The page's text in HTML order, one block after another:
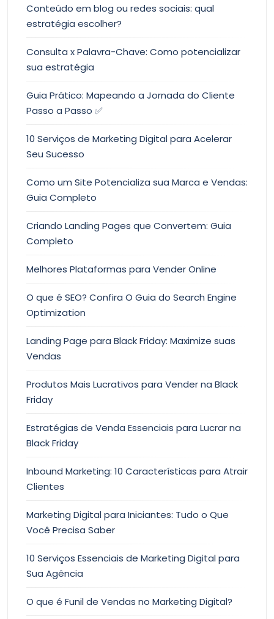
Conteúdo em blog ou redes sociais: qual
estratégia escolher?
Consulta x Palavra-Chave: Como potencializar
sua estratégia
Guia Prático: Mapeando a Jornada do Cliente
Passo a Passo ✅
10 Serviços de Marketing Digital para Acelerar
Seu Sucesso
Como um Site Potencializa sua Marca e Vendas:
Guia Completo
Criando Landing Pages que Convertem: Guia
Completo
Melhores Plataformas para Vender Online
O que é SEO? Confira O Guia do Search Engine
Optimization
Landing Page para Black Friday: Maximize suas
Vendas
Produtos Mais Lucrativos para Vender na Black
Friday
Estratégias de Venda Essenciais para Lucrar na
Black Friday
Inbound Marketing: 10 Características para Atrair
Clientes
Marketing Digital para Iniciantes: Tudo o Que
Você Precisa Saber
10 Serviços Essenciais de Marketing Digital para
Sua Agência
O que é Funil de Vendas no Marketing Digital?